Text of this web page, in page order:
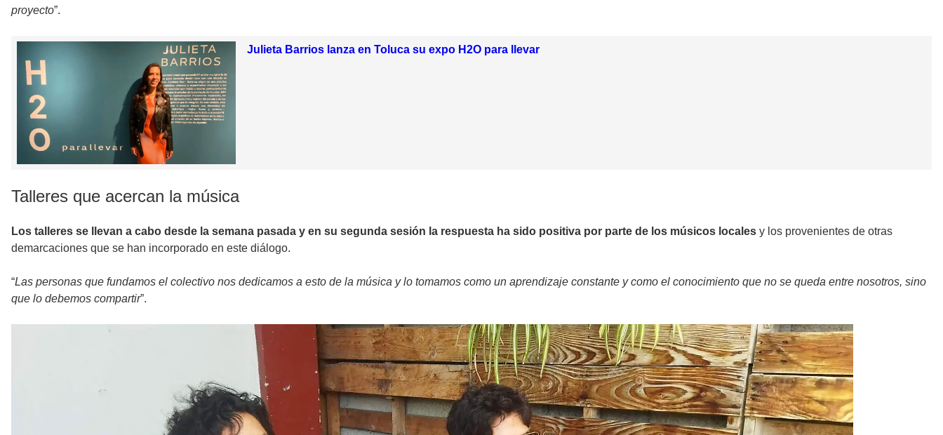
proyecto”.
Julieta Barrios lanza en Toluca su expo H2O para llevar
Talleres que acercan la música
Los talleres se llevan a cabo desde la semana pasada y en su segunda sesión la respuesta ha sido positiva por parte de los músicos locales y los provenientes de otras
demarcaciones que se han incorporado en este diálogo.
“Las personas que fundamos el colectivo nos dedicamos a esto de la música y lo tomamos como un aprendizaje constante y como el conocimiento que no se queda entre nosotros, sino
que lo debemos compartir”.